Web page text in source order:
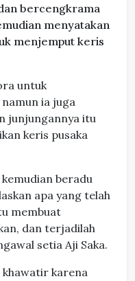
bercengkrama
menyatakan
menjemput keris
untuk
ia juga
junjungannya itu
keris pusaka
beradu
apa yang telah
membuat
dan terjadilah
setia Aji Saka.
khawatir karena